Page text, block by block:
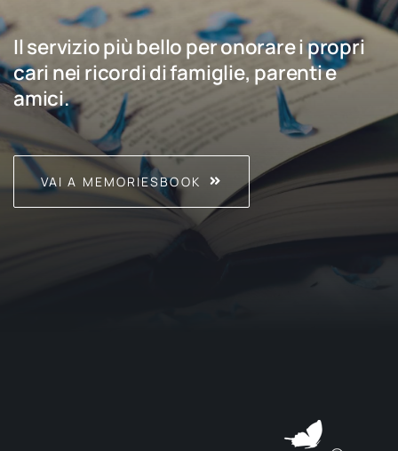
Il servizio più bello per onorare i propri
cari nei ricordi di famiglie, parenti e
amici.
VAI A MEMORIESBOOK